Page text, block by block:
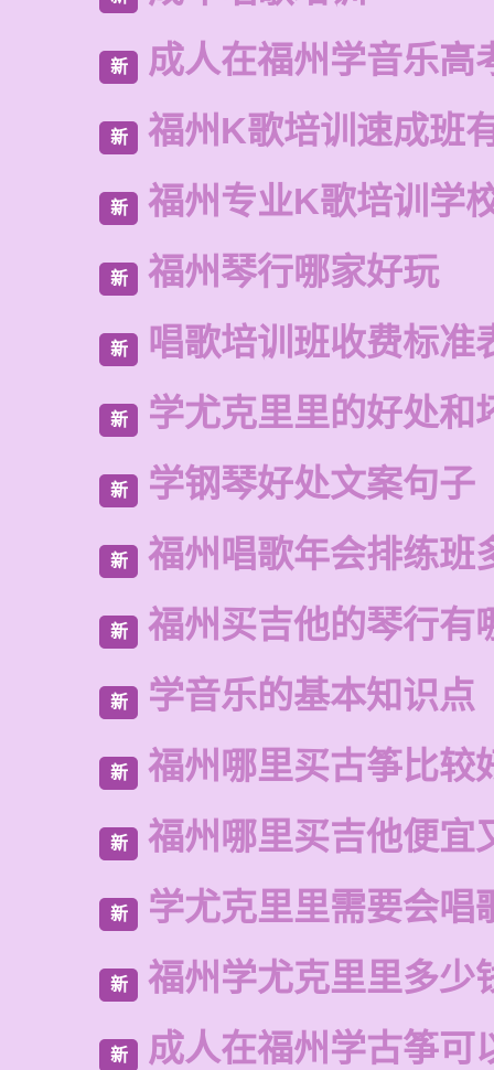
新 成人在福州学音乐高
新 福州K歌培训速成班
新 福州专业K歌培训学
新 福州琴行哪家好玩
新 唱歌培训班收费标准
新 学尤克里里的好处和
新 学钢琴好处文案句子
新 福州唱歌年会排练班
新 福州买吉他的琴行有
新 学音乐的基本知识点
新 福州哪里买古筝比较
新 福州哪里买吉他便宜
新 学尤克里里需要会唱
新 福州学尤克里里多少
新 成人在福州学古筝可